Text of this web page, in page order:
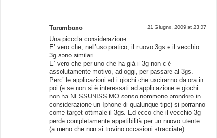
Tarambano 21 Giugno, 2009 at 23:07
Una piccola considerazione.
E’ vero che, nell’uso pratico, il nuovo 3gs e il vecchio
3g sono similari.
E’ vero che per uno che ha già il 3g non c’è
assolutamente motivo, ad oggi, per passare al 3gs.
Pero’ le applicazioni ed i giochi che usciranno da ora in
poi (e se non si è interessati ad applicazione e giochi
non ha NESSUNISSIMO senso nemmeno prendere in
considerazione un Iphone di qualunque tipo) si porranno
come target ottimale il 3gs. Ed ecco che il vecchio 3g
perde completamente appetibilità per un nuovo utente
(a meno che non si trovino occasioni stracciate).